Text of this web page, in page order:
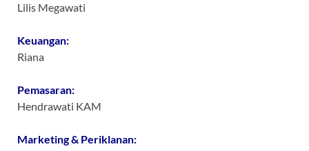
Lilis Megawati
Keuangan:
Riana
Pemasaran:
Hendrawati KAM
Marketing & Periklanan: